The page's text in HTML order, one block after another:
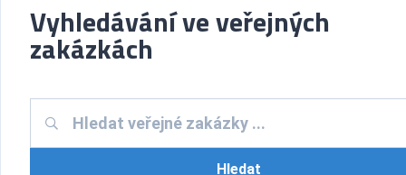
Vyhledávání ve veřejných
zakázkách
Hledat